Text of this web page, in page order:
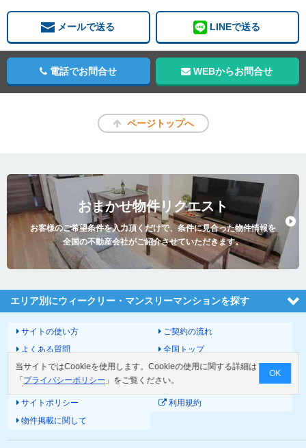
メールで送る LINEで送る
電話でお問合せ WEBからお問合せ
ページトップへ
おまかせ物件リクエスト
お客様のご希望条件を入力頂くだけで、条件に見合った物件情報を
全国の不動産会社がご紹介させていただきます。
エリア別にウィークリー・マンスリーマンションを探す
サイトの使い方
ご契約の流れ
よくある質問
全国トップ
サイトマップ
運営会社
お問い合わせ
個人情報の取扱いについて
サイトポリシー
利用規約
物件掲載に関して
当サイトではCookieを使用します。Cookieの使用に関する詳細は
「 プライバシーポリシー 」をご覧ください。
OK